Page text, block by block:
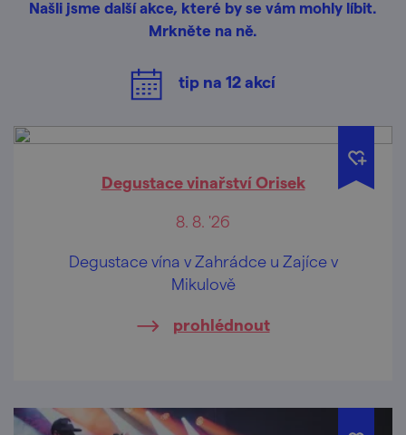
Našli jsme další akce, které by se vám mohly líbit.
Mrkněte na ně.
tip na 12akcí
Degustace vinařství Orisek
8. 8. '26
Degustace vína v Zahrádce u Zajíce v
Mikulově
prohlédnout